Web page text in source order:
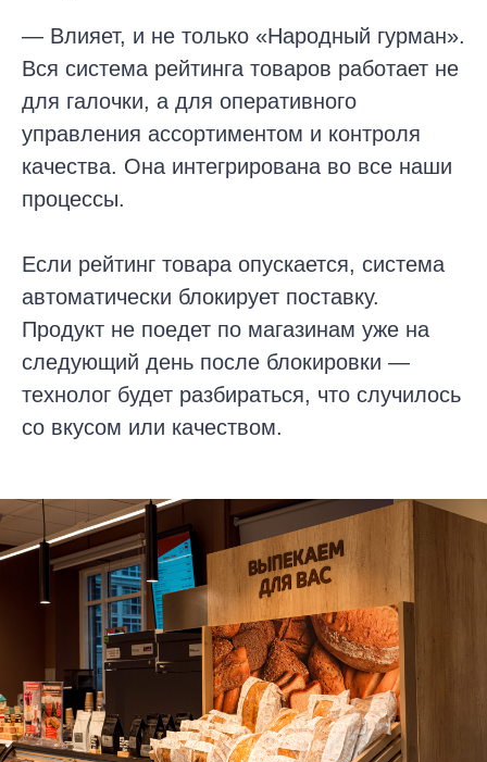
— Влияет, и не только «Народный гурман».
Вся система рейтинга товаров работает не
для галочки, а для оперативного
управления ассортиментом и контроля
качества. Она интегрирована во все наши
процессы.
Если рейтинг товара опускается, система
автоматически блокирует поставку.
Продукт не поедет по магазинам уже на
следующий день после блокировки —
технолог будет разбираться, что случилось
со вкусом или качеством.